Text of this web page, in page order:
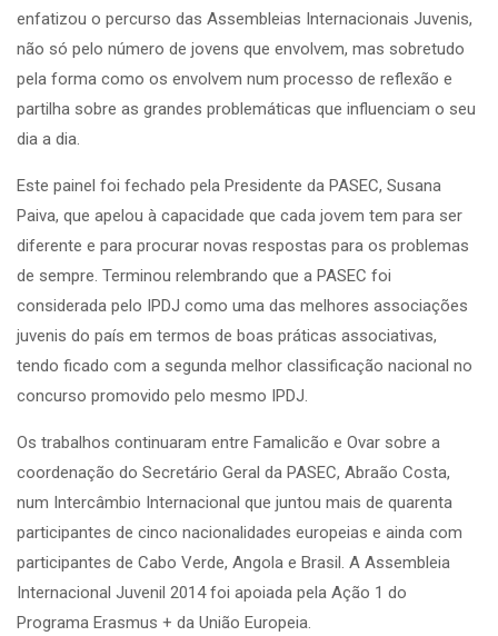
enfatizou o percurso das Assembleias Internacionais Juvenis,
não só pelo número de jovens que envolvem, mas sobretudo
pela forma como os envolvem num processo de reflexão e
partilha sobre as grandes problemáticas que influenciam o seu
dia a dia.
Este painel foi fechado pela Presidente da PASEC, Susana
Paiva, que apelou à capacidade que cada jovem tem para ser
diferente e para procurar novas respostas para os problemas
de sempre. Terminou relembrando que a PASEC foi
considerada pelo IPDJ como uma das melhores associações
juvenis do país em termos de boas práticas associativas,
tendo ficado com a segunda melhor classificação nacional no
concurso promovido pelo mesmo IPDJ.
Os trabalhos continuaram entre Famalicão e Ovar sobre a
coordenação do Secretário Geral da PASEC, Abraão Costa,
num Intercâmbio Internacional que juntou mais de quarenta
participantes de cinco nacionalidades europeias e ainda com
participantes de Cabo Verde, Angola e Brasil. A Assembleia
Internacional Juvenil 2014 foi apoiada pela Ação 1 do
Programa Erasmus + da União Europeia.